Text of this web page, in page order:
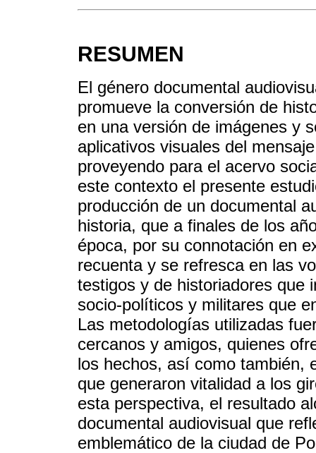
RESUMEN
El género documental
promueve la conversión de
en una versión de imágenes y
aplicativos visuales del
proveyendo para el acervo
este contexto el presente
producción de un documental
historia, que a finales de los
época, por su connotación en
recuenta y se refresca en las
testigos y de historiadores que
socio-políticos y militares que
Las metodologías utilizadas
cercanos y amigos, quienes
los hechos, así como también,
que generaron vitalidad a los
esta perspectiva, el resultado
documental audiovisual que
emblemático de la ciudad de